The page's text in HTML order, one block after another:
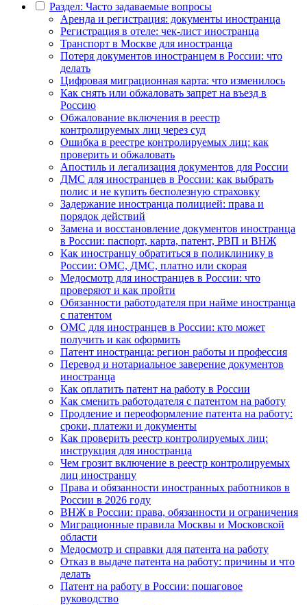
Раздел: Часто задаваемые вопросы
Аренда и регистрация: документы иностранца
Регистрация в отеле: чек-лист иностранца
Транспорт в Москве для иностранца
Потеря документов иностранцем в России: что
делать
Цифровая миграционная карта: что изменилось
Как снять или обжаловать запрет на въезд в
Россию
Обжалование включения в реестр
контролируемых лиц через суд
Ошибка в реестре контролируемых лиц: как
проверить и обжаловать
Апостиль и легализация документов для России
ДМС для иностранцев в России: как выбрать
полис и не купить бесполезную страховку
Задержание иностранца полицией: права и
порядок действий
Замена и восстановление документов иностранца
в России: паспорт, карта, патент, РВП и ВНЖ
Как иностранцу обратиться в поликлинику в
России: ОМС, ДМС, платно или скорая
Медосмотр для иностранцев в России: что
проверяют и как пройти
Обязанности работодателя при найме иностранца
с патентом
ОМС для иностранцев в России: кто может
получить и как оформить
Патент иностранца: регион работы и профессия
Перевод и нотариальное заверение документов
иностранца
Как оплатить патент на работу в России
Как сменить работодателя с патентом на работу
Продление и переоформление патента на работу:
сроки, платежи и документы
Как проверить реестр контролируемых лиц:
инструкция для иностранца
Чем грозит включение в реестр контролируемых
лиц иностранцу
Права и обязанности иностранных работников в
России в 2026 году
ВНЖ в России: права, обязанности и ограничения
Миграционные правила Москвы и Московской
области
Медосмотр и справки для патента на работу
Отказ в выдаче патента на работу: причины и что
делать
Патент на работу в России: пошаговое
руководство